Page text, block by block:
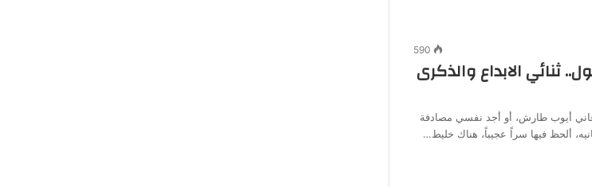
590
ثنائي الابداع والذكرى
أيوب طارش، أو أجد نفسي مصادفة
ألحظ فيها سراً عجيباً، هناك خليط…